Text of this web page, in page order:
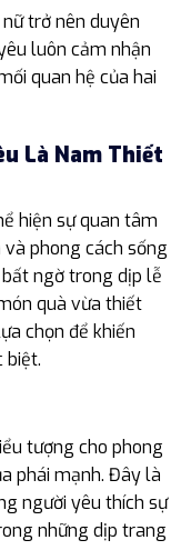
trở nên duyên
luôn cảm nhận
quan hệ của hai
Là Nam Thiết
hiện sự quan tâm
phong cách sống
ngờ trong dịp lễ
quà vừa thiết
chọn để khiến
biệt.
tượng cho phong
phái mạnh. Đây là
người yêu thích sự
những dịp trang